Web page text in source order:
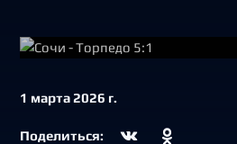
1 марта 2026 г.
Поделиться: